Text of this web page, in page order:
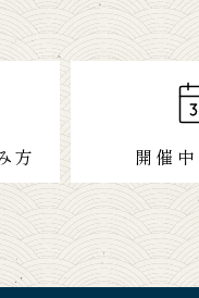
方 開催